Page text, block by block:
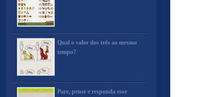
Qual o valor dos três ao mesmo
tempo?
Pare, pense e responda esse